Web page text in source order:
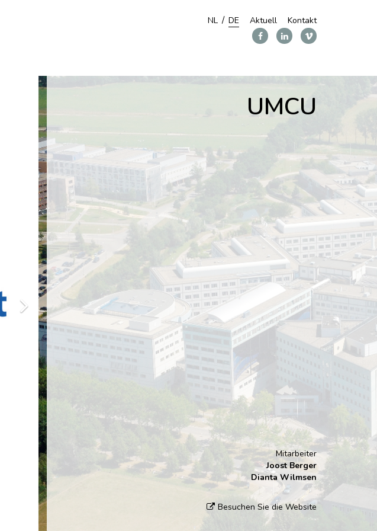
Aktuell Kontakt
NL DE
UMCU
Mitarbeiter
Joost Berger
Dianta Wilmsen
Besuchen Sie die Website